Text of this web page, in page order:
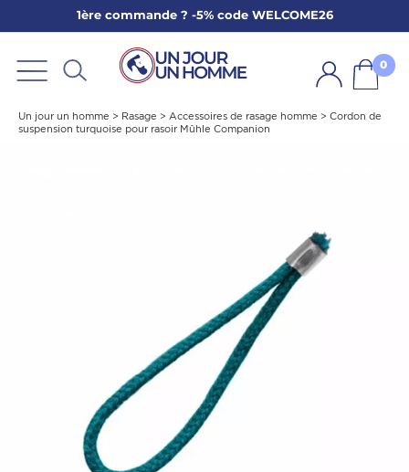
1ère commande ? -5% code WELCOME26
0
Un jour un homme > Rasage > Accessoires de rasage homme > Cordon de
suspension turquoise pour rasoir Mûhle Companion